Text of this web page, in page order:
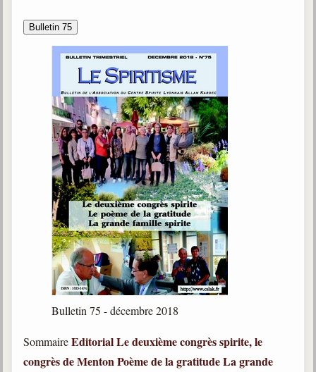
Bulletin 75
Bulletin 75 - décembre 2018
SommaireEditorialLe deuxième congrès spirite, le
congrès de MentonPoème de la gratitudeLa grande